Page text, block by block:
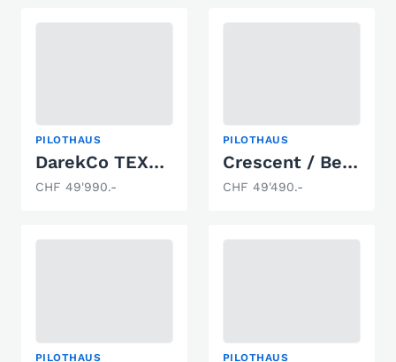
PILOTHAUS
DarekCo TEXAS 610 Champion
CHF 49'990.-
PILOTHAUS
Crescent / Bella 625 MC
CHF 49'490.-
PILOTHAUS PILOTHAUS